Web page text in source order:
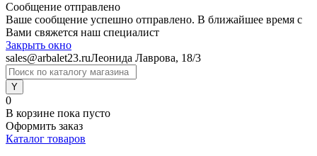
Сообщение отправлено
Ваше сообщение успешно отправлено. В ближайшее время с
Вами свяжется наш специалист
Закрыть окно
sales@arbalet23.ruЛеонида Лаврова, 18/3
0
В корзине пока пусто
Оформить заказ
Каталог товаров